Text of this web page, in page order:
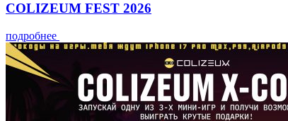
COLIZEUM FEST 2026
подробнее